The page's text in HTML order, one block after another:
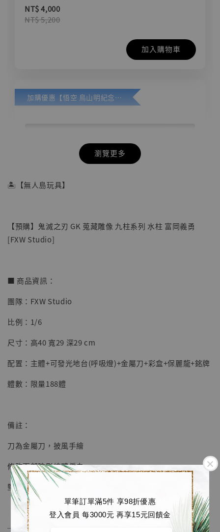
單筆訂單滿5件 享98折優惠
登入會員 每3000元 再享15元回饋金
NT$ 4,000
NT$ 5,200
加入購物車
加購優惠【悟空 鳥山明紀念款 [奇蹟工作室]】
【店內現貨】七龍珠 系列蒐藏雕像 悟空 鳥山
明紀念款 [奇蹟工作室]
NT$ 5,580
瀏覽更多
🏝【無人島玩具】
【預購】鬼滅之刃 GK 蒐藏雕像 九柱系列 水柱 富岡義勇
[FXW Studio]
■ 商品資訊：
團隊：FXW Studio
比例：1/6
尺寸：高40 寬29 深29 cm
配置：主體+可發光地台(呼吸燈)+金屬刀+彩盒+保麗龍+銘牌
體數：限量188體
備註：
刀為金屬刀，披風手繪
修改面部陰影總體偏白
堅持實物開訂，絕不AI
──────────────